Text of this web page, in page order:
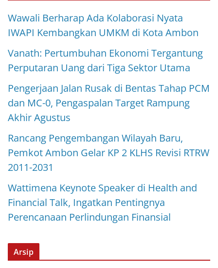
Wawali Berharap Ada Kolaborasi Nyata
IWAPI Kembangkan UMKM di Kota Ambon
Vanath: Pertumbuhan Ekonomi Tergantung
Perputaran Uang dari Tiga Sektor Utama
Pengerjaan Jalan Rusak di Bentas Tahap PCM
dan MC-0, Pengaspalan Target Rampung
Akhir Agustus
Rancang Pengembangan Wilayah Baru,
Pemkot Ambon Gelar KP 2 KLHS Revisi RTRW
2011-2031
Wattimena Keynote Speaker di Health and
Financial Talk, Ingatkan Pentingnya
Perencanaan Perlindungan Finansial
Arsip